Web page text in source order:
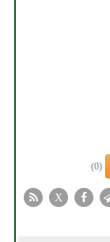
(0)
X